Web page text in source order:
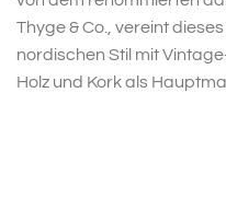
Thyge & Co., vereint
nordischen Stil mit
Holz und Kork als